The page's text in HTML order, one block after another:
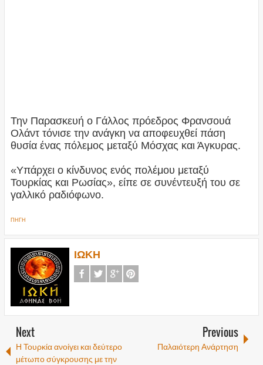
Την Παρασκευή ο Γάλλος πρόεδρος Φρανσουά
Ολάντ τόνισε την ανάγκη να αποφευχθεί πάση
θυσία ένας πόλεμος μεταξύ Μόσχας και Άγκυρας.
«Υπάρχει ο κίνδυνος ενός πολέμου μεταξύ
Τουρκίας και Ρωσίας», είπε σε συνέντευξή του σε
γαλλικό ραδιόφωνο.
ΠΗΓΗ
ΙΩΚΗ
Next
Η Τουρκία ανοίγει και δεύτερο
μέτωπο σύγκρουσης με την
Previous
Παλαιότερη Ανάρτηση